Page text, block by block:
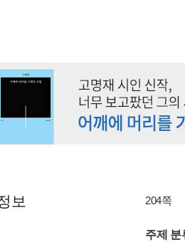
보 204쪽
주제 분